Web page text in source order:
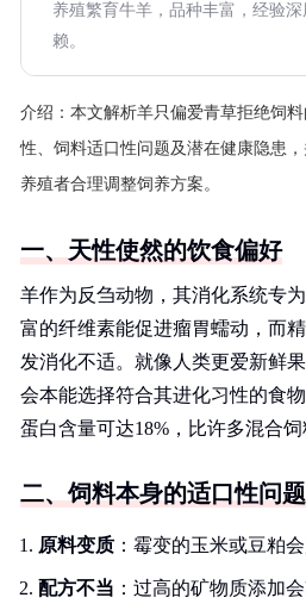
养殖繁育牛羊，品种丰富，经验
赖。
介绍： 本文解析羊只偏爱青草拒绝饲
性、饲料适口性问题及潜在健康隐患
养殖者合理调整饲养方案。
一、天性使然的饮食偏好
羊作为反刍动物，其消化系统专
富的纤维素能促进瘤胃蠕动，而
发消化不适。就像人类更爱新鲜
会本能选择符合其进化习性的食
蛋白含量可达18%，比许多混合饲
二、饲料本身的适口性问题
原料变质 ：霉变的玉米或豆粕
配方不当 ：过高的矿物质添加